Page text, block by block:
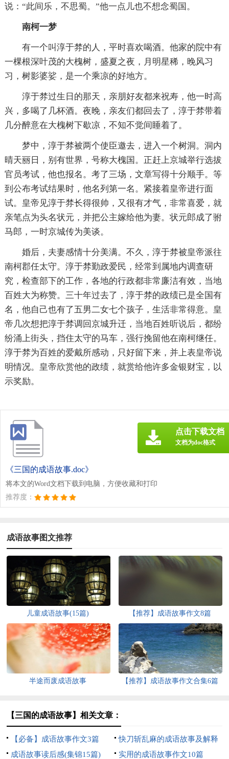
说：“此间乐，不思蜀。”他一点儿也不想念蜀国。
南柯一梦
有一个叫淳于棼的人，平时喜欢喝酒。他家的院中有
一棵根深叶茂的大槐树，盛夏之夜，月明星稀，晚风习
习，树影婆娑，是一个乘凉的好地方。
淳于棼过生日的那天，亲朋好友都来祝寿，他一时高
兴，多喝了几杯酒。夜晚，亲友们都回去了，淳于棼带着
几分醉意在大槐树下歇凉，不知不觉间睡着了。
梦中，淳于棼被两个使臣邀去，进入一个树洞。洞内
晴天丽日，别有世界，号称大槐国。正赶上京城举行选拔
官员考试，他也报名。考了三场，文章写得十分顺手。等
到公布考试结果时，他名列第一名。紧接着皇帝进行面
试。皇帝见淳于棼长得很帅，又很有才气，非常喜爱，就
亲笔点为头名状元，并把公主嫁给他为妻。状元郎成了驸
马郎，一时京城传为美谈。
婚后，夫妻感情十分美满。不久，淳于棼被皇帝派往
南柯郡任太守。淳于棼勤政爱民，经常到属地内调查研
究，检查部下的工作，各地的行政都非常廉洁有效，当地
百姓大为称赞。三十年过去了，淳于棼的政绩已是全国有
名，他自己也有了五男二女七个孩子，生活非常得意。皇
帝几次想把淳于棼调回京城升迁，当地百姓听说后，都纷
纷涌上街头，挡住太守的马车，强行挽留他在南柯继任。
淳于棼为百姓的爱戴所感动，只好留下来，并上表皇帝说
明情况。皇帝欣赏他的政绩，就赏给他许多金银财宝，以
示奖励。
《三国的成语故事.doc》
将本文的Word文档下载到电脑，方便收藏和打印
推荐度：
点击下载文档
文档为doc格式
成语故事图文推荐
儿童成语故事(15篇) 【推荐】成语故事作文8篇
半途而废成语故事 【推荐】成语故事作文合集6篇
【三国的成语故事】相关文章：
【必备】成语故事作文3篇
快刀斩乱麻的成语故事及解释
成语故事读后感(集锦15篇)
实用的成语故事作文10篇